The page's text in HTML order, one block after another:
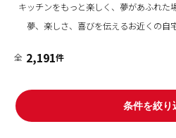
キッチンをもっと楽しく、夢があふれた
夢、楽しさ、喜びを伝えるお近くの自
全 2,191件
条件を絞り